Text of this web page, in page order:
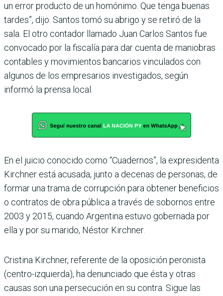
un error producto de un homónimo. Que tenga buenas
tardes”, dijo. Santos tomó su abrigo y se retiró de la
sala. El otro contador llamado Juan Carlos Santos fue
convocado por la fiscalía para dar cuenta de maniobras
contables y movimientos bancarios vinculados con
algunos de los empresarios investigados, según
informó la prensa local.
En el juicio conocido como “Cuadernos”, la expresidenta
Kirchner está acusada, junto a decenas de personas, de
formar una trama de corrupción para obtener beneficios
o contratos de obra pública a través de sobornos entre
2003 y 2015, cuando Argentina estuvo gobernada por
ella y por su marido, Néstor Kirchner.
Cristina Kirchner, referente de la oposición peronista
(centro-izquierda), ha denunciado que ésta y otras
causas son una persecución en su contra. Sigue las